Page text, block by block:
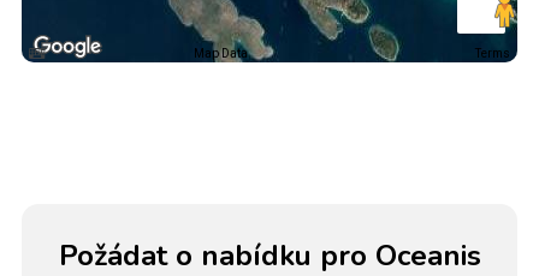
Map Data Terms
Požádat o nabídku pro Oceanis